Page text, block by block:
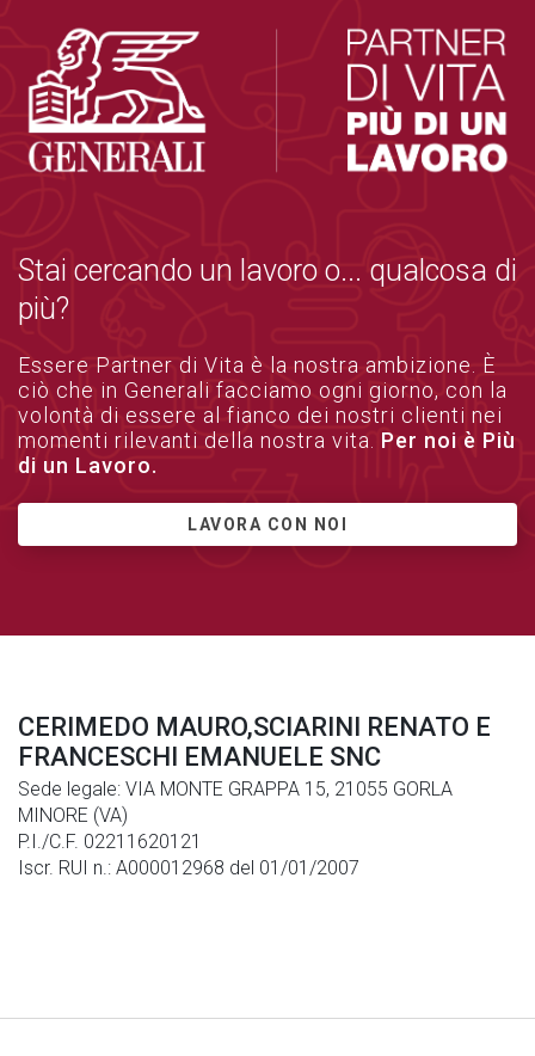
Stai cercando un lavoro o... qualcosa di
più?
Essere Partner di Vita è la nostra ambizione. È
ciò che in Generali facciamo ogni giorno, con la
volontà di essere al fianco dei nostri clienti nei
momenti rilevanti della nostra vita. Per noi è Più
di un Lavoro.
LAVORA CON NOI
CERIMEDO MAURO,SCIARINI RENATO E
FRANCESCHI EMANUELE SNC
Sede legale: VIA MONTE GRAPPA 15, 21055 GORLA
MINORE (VA)
P.I./C.F. 02211620121
Iscr. RUI n.: A000012968 del 01/01/2007